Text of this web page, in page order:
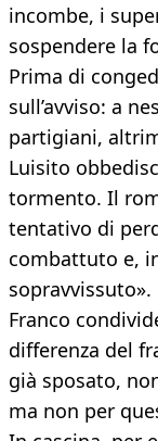
incombe, i
sospendere la
Prima di
sull’avviso: a
partigiani,
Luisito
tormento. Il
tentativo di
combattuto e,
sopravvissuto».
Franco
differenza del
già sposato,
ma non per